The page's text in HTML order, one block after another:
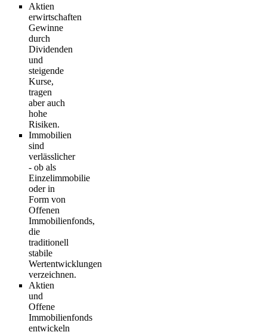
Aktien
erwirtschaften
Gewinne
durch
Dividenden
und
steigende
Kurse,
tragen
aber auch
hohe
Risiken.
Immobilien
sind
verlässlicher
- ob als
Einzelimmobilie
oder in
Form von
Offenen
Immobilienfonds,
die
traditionell
stabile
Wertentwicklungen
verzeichnen.
Aktien
und
Offene
Immobilienfonds
entwickeln